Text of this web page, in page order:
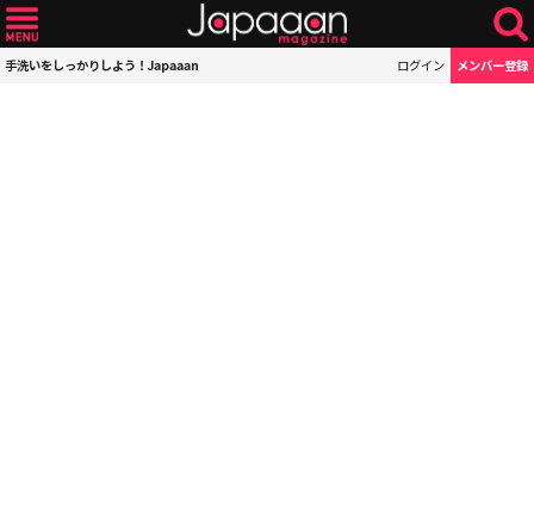
手洗いをしっかりしよう！Japaaan ログイン メンバー登録